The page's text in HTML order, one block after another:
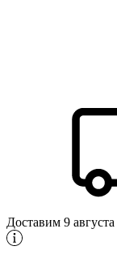
Доставим 9 августа